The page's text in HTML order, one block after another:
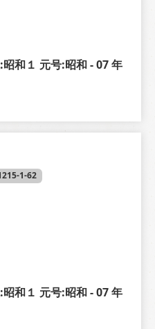
和１ 元号:昭和 - 07 年
1-62
和１ 元号:昭和 - 07 年